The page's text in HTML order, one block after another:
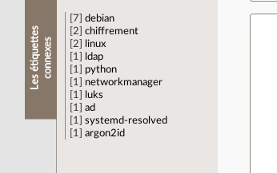
L
e
s
é
t
i
q
u
e
tt
e
s
c
o
n
n
e
x
es
7
debian
2
chiffrement
2
linux
1
ldap
1
python
1
networkmanager
1
luks
1
ad
1
systemd-resolved
1
argon2id